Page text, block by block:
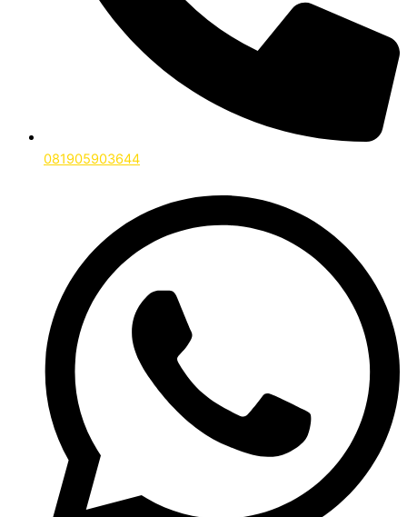
081905903644